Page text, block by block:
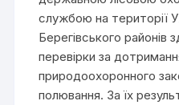
службою на території
Берегівського районів
перевірки за
природоохоронного
полювання. За їх